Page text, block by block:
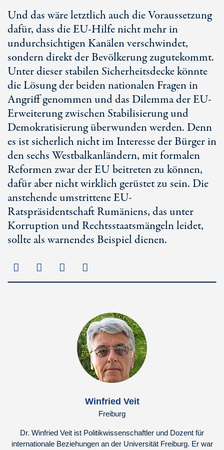
Und das wäre letztlich auch die Voraussetzung
dafür, dass die EU-Hilfe nicht mehr in
undurchsichtigen Kanälen verschwindet,
sondern direkt der Bevölkerung zugutekommt.
Unter dieser stabilen Sicherheitsdecke könnte
die Lösung der beiden nationalen Fragen in
Angriff genommen und das Dilemma der EU-
Erweiterung zwischen Stabilisierung und
Demokratisierung überwunden werden. Denn
es ist sicherlich nicht im Interesse der Bürger in
den sechs Westbalkanländern, mit formalen
Reformen zwar der EU beitreten zu können,
dafür aber nicht wirklich gerüstet zu sein. Die
anstehende umstrittene EU-
Ratspräsidentschaft Rumäniens, das unter
Korruption und Rechtsstaatsmängeln leidet,
sollte als warnendes Beispiel dienen.
Winfried Veit
Freiburg
Dr. Winfried Veit ist Politikwissenschaftler und Dozent für
internationale Beziehungen an der Universität Freiburg. Er war